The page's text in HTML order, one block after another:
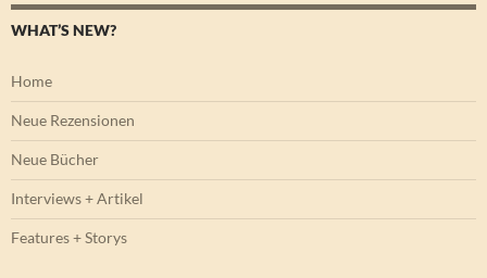
WHAT’S NEW?
Home
Neue Rezensionen
Neue Bücher
Interviews + Artikel
Features + Storys